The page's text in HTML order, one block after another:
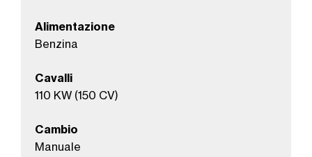
Alimentazione
Benzina
Cavalli
110 KW (150 CV)
Cambio
Manuale